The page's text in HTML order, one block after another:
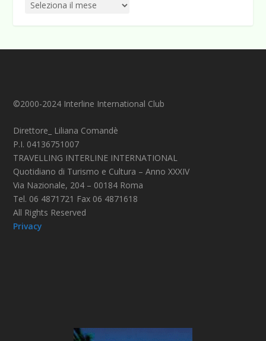
©2000-2024 Interline International Club
Direttore_ Liliana Comandè
P.I. 04136751007
TRAVELLING INTERLINE INTERNATIONAL
Quotidiano di Turismo e Cultura – Anno XXXIV
Via Nazionale, 204 – 00184 Roma
Tel. 06 4871721 Fax 06 4871618
All Rights Reserved
Privacy